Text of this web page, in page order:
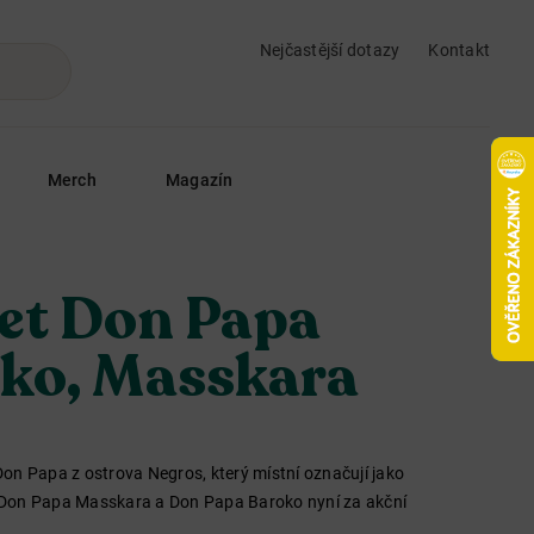
Nejčastější dotazy Kontakt
Merch Magazín
Don Papa
Masskara
Papa z ostrova Negros, který místní označují jako
Papa Masskara a Don Papa Baroko nyní za akční